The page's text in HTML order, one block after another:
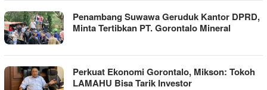
Penambang Suwawa Geruduk Kantor DPRD,
Minta Tertibkan PT. Gorontalo Mineral
Perkuat Ekonomi Gorontalo, Mikson: Tokoh
LAMAHU Bisa Tarik Investor